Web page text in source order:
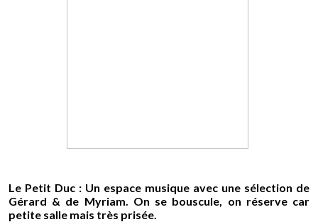
Le Petit Duc : Un espace musique avec une sélection de
Gérard & de Myriam. On se bouscule, on réserve car
petite salle mais très prisée.